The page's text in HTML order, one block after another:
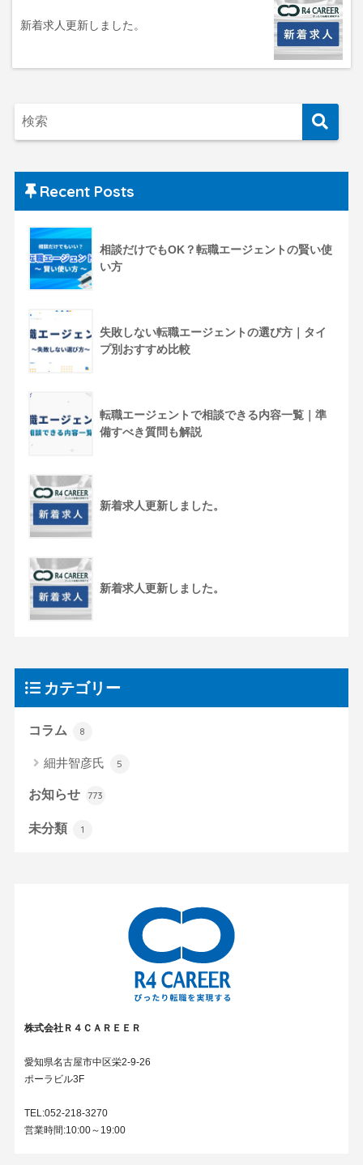
新着求人更新しました。
Recent Posts
相談だけでもOK？転職エージェントの賢い使
い方
失敗しない転職エージェントの選び方｜タイ
プ別おすすめ比較
転職エージェントで相談できる内容一覧｜準
備すべき質問も解説
新着求人更新しました。
新着求人更新しました。
カテゴリー
コラム 8
細井智彦氏 5
お知らせ 773
未分類 1
株式会社Ｒ４ＣＡＲＥＥＲ
愛知県名古屋市中区栄2-9-26
ポーラビル3F
TEL:052-218-3270
営業時間:10:00～19:00